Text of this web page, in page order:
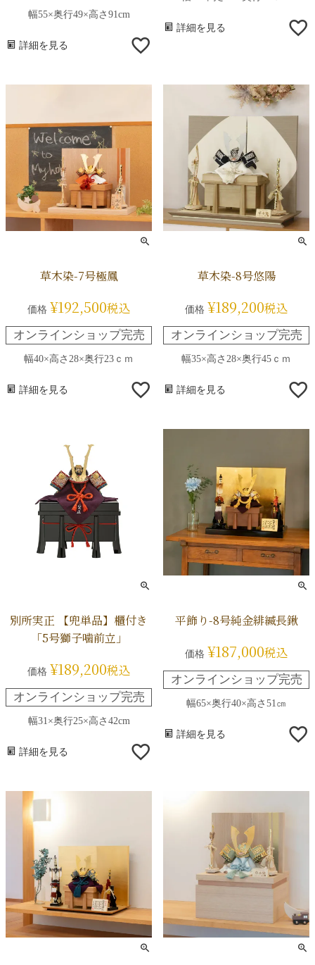
幅55×奥行49×高さ91cm
詳細を見る
詳細を見る
草木染-7号極鳳
価格 ¥192,500税込
オンラインショップ完売
幅40×高さ28×奥行23ｃｍ
詳細を見る
草木染-8号悠陽
価格 ¥189,200税込
オンラインショップ完売
幅35×高さ28×奥行45ｃｍ
詳細を見る
別所実正 【兜単品】櫃付き
「5号獅子噛前立」
価格 ¥189,200税込
オンラインショップ完売
幅31×奥行25×高さ42cm
詳細を見る
平飾り-8号純金緋縅長鍬
価格 ¥187,000税込
オンラインショップ完売
幅65×奥行40×高さ51㎝
詳細を見る